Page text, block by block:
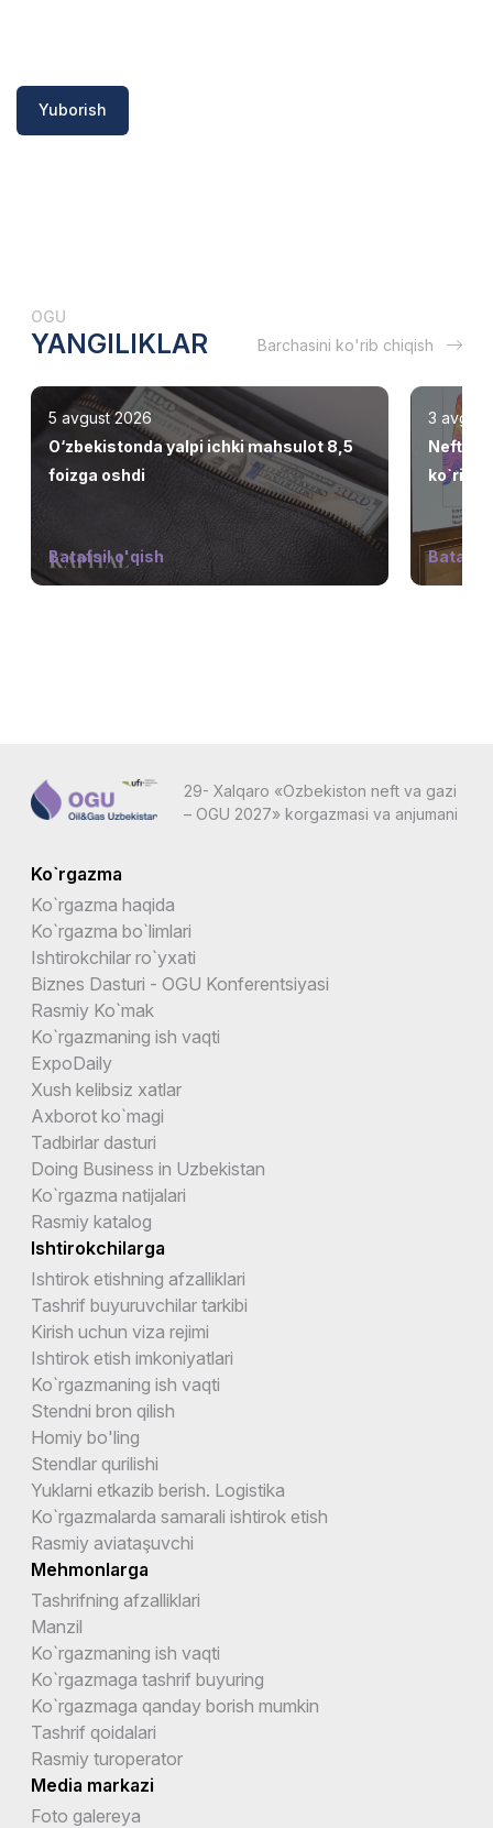
Yuborish
OGU
YANGILIKLAR Barchasini ko'rib chiqish
5 avgust 2026
O‘zbekistonda yalpi ichki mahsulot 8,5
foizga oshdi
Batafsil o'qish
3
Neft va
ko`rib
29- Xalqaro «Ozbekiston neft va gazi
– OGU 2027» korgazmasi va anjumani
Ko`rgazma
Ko`rgazma haqida
Ko`rgazma bo`limlari
Ishtirokchilar ro`yxati
Biznes Dasturi - OGU Konferentsiyasi
Rasmiy Ko`mak
Ko`rgazmaning ish vaqti
ExpoDaily
Xush kelibsiz xatlar
Axborot ko`magi
Tadbirlar dasturi
Doing Business in Uzbekistan
Ko`rgazma natijalari
Rasmiy katalog
Ishtirokchilarga
Ishtirok etishning afzalliklari
Tashrif buyuruvchilar tarkibi
Kirish uchun viza rejimi
Ishtirok etish imkoniyatlari
Ko`rgazmaning ish vaqti
Stendni bron qilish
Homiy bo'ling
Stendlar qurilishi
Yuklarni etkazib berish. Logistika
Ko`rgazmalarda samarali ishtirok etish
Rasmiy aviataşuvchi
Mehmonlarga
Tashrifning afzalliklari
Manzil
Ko`rgazmaning ish vaqti
Ko`rgazmaga tashrif buyuring
Ko`rgazmaga qanday borish mumkin
Tashrif qoidalari
Rasmiy turoperator
Media markazi
Foto galereya